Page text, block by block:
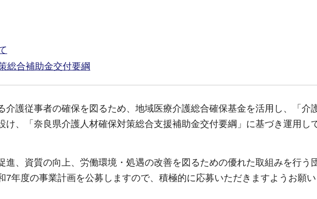
総合補助金交付要綱
介護従事者の確保を図るため、地域医療介護総合確保基金を活用し、「介
け、「奈良県介護人材確保対策総合支援補助金交付要綱」に基づき運用し
進、資質の向上、労働環境・処遇の改善を図るための優れた取組みを行う
7年度の事業計画を公募しますので、積極的に応募いただきますようお願い